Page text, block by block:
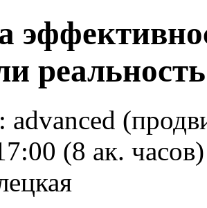
advanced
(8 ак. часов)